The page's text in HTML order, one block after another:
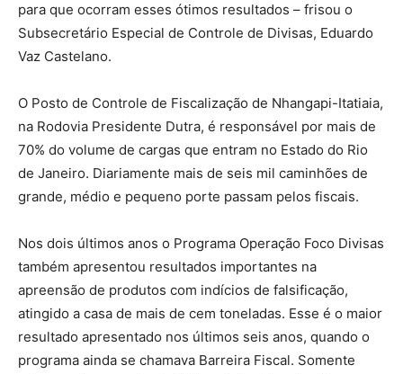
para que ocorram esses ótimos resultados – frisou o
Subsecretário Especial de Controle de Divisas, Eduardo
Vaz Castelano.
O Posto de Controle de Fiscalização de Nhangapi-Itatiaia,
na Rodovia Presidente Dutra, é responsável por mais de
70% do volume de cargas que entram no Estado do Rio
de Janeiro. Diariamente mais de seis mil caminhões de
grande, médio e pequeno porte passam pelos fiscais.
Nos dois últimos anos o Programa Operação Foco Divisas
também apresentou resultados importantes na
apreensão de produtos com indícios de falsificação,
atingido a casa de mais de cem toneladas. Esse é o maior
resultado apresentado nos últimos seis anos, quando o
programa ainda se chamava Barreira Fiscal. Somente